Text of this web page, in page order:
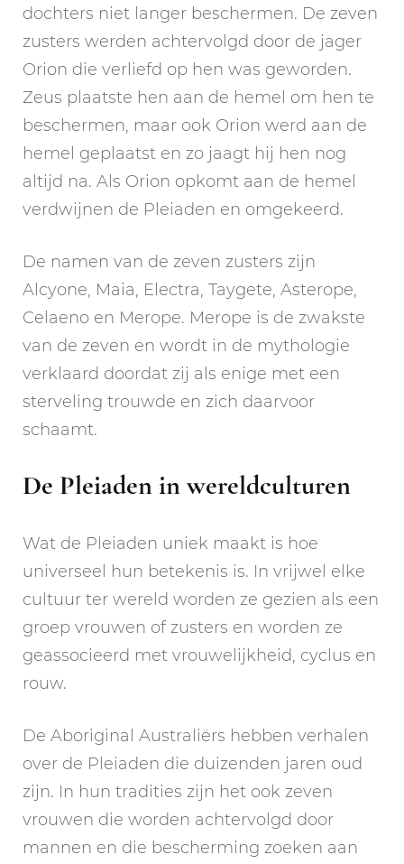
dochters niet langer beschermen. De zeven
zusters werden achtervolgd door de jager
Orion die verliefd op hen was geworden.
Zeus plaatste hen aan de hemel om hen te
beschermen, maar ook Orion werd aan de
hemel geplaatst en zo jaagt hij hen nog
altijd na. Als Orion opkomt aan de hemel
verdwijnen de Pleiaden en omgekeerd.
De namen van de zeven zusters zijn
Alcyone, Maia, Electra, Taygete, Asterope,
Celaeno en Merope. Merope is de zwakste
van de zeven en wordt in de mythologie
verklaard doordat zij als enige met een
sterveling trouwde en zich daarvoor
schaamt.
De Pleiaden in wereldculturen
Wat de Pleiaden uniek maakt is hoe
universeel hun betekenis is. In vrijwel elke
cultuur ter wereld worden ze gezien als een
groep vrouwen of zusters en worden ze
geassocieerd met vrouwelijkheid, cyclus en
rouw.
De Aboriginal Australiërs hebben verhalen
over de Pleiaden die duizenden jaren oud
zijn. In hun tradities zijn het ook zeven
vrouwen die worden achtervolgd door
mannen en die bescherming zoeken aan